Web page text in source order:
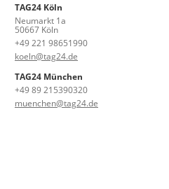
TAG24 Köln
Neumarkt 1a
50667 Köln
+49 221 98651990
koeln@tag24.de
TAG24 München
+49 89 215390320
muenchen@tag24.de